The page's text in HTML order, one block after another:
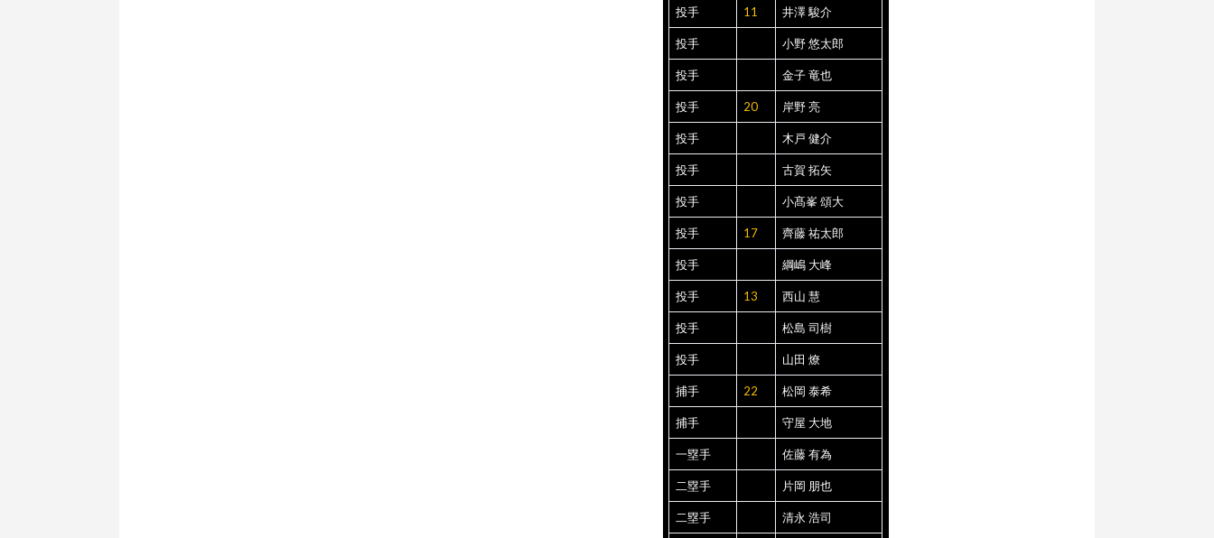
投手 11 井澤 駿介
投手 小野 悠太郎
投手 金子 竜也
投手 20 岸野 亮
投手 木戸 健介
投手 古賀 拓矢
投手 小髙峯 頌大
投手 17 齊藤 祐太郎
投手 綱嶋 大峰
投手 13 西山 慧
投手 松島 司樹
投手 山田 燎
捕手 22 松岡 泰希
捕手 守屋 大地
一塁手 佐藤 有為
二塁手 片岡 朋也
二塁手 清永 浩司